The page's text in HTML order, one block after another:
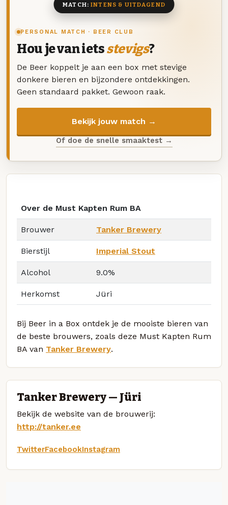
PERSONAL MATCH · BEER CLUB
Hou je van ietsstevigs?
De Beer koppelt je aan een box met stevige
donkere bieren en bijzondere ontdekkingen.
Geen standaard pakket. Gewoon raak.
Bekijk jouw match →
Of doe de snelle smaaktest →
MATCH:INTENS & UITDAGEND
Over de Must Kapten Rum BA
Brouwer Tanker Brewery
Bierstijl Imperial Stout
Alcohol 9.0%
Herkomst Jüri
Bij Beer in a Box ontdek je de mooiste bieren van
de beste brouwers, zoals deze Must Kapten Rum
BA van Tanker Brewery.
Tanker Brewery — Jüri
Bekijk de website van de brouwerij:
http://tanker.ee
TwitterFacebookInstagram